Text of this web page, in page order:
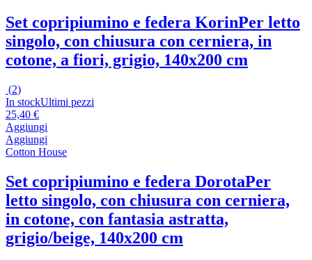
Set copripiumino e federa KorinPer letto
singolo, con chiusura con cerniera, in
cotone, a fiori, grigio, 140x200 cm
(2)
In stockUltimi pezzi
25,40 €
Aggiungi
Aggiungi
Cotton House
Set copripiumino e federa DorotaPer
letto singolo, con chiusura con cerniera,
in cotone, con fantasia astratta,
grigio/beige, 140x200 cm